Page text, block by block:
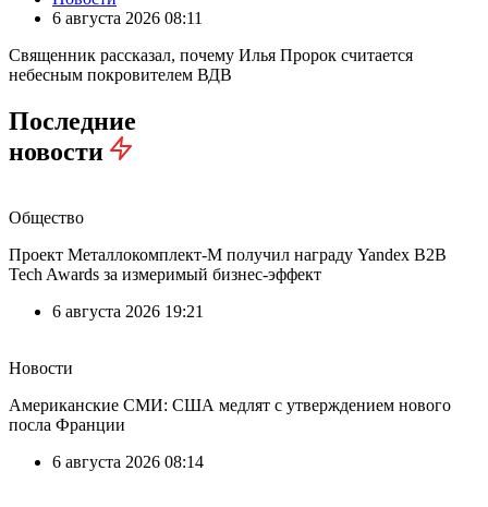
6 августа 2026 08:11
Священник рассказал, почему Илья Пророк считается
небесным покровителем ВДВ
Последние
новости
Общество
Проект Металлокомплект-М получил награду Yandex B2B
Tech Awards за измеримый бизнес-эффект
6 августа 2026 19:21
Новости
Американские СМИ: США медлят с утверждением нового
посла Франции
6 августа 2026 08:14